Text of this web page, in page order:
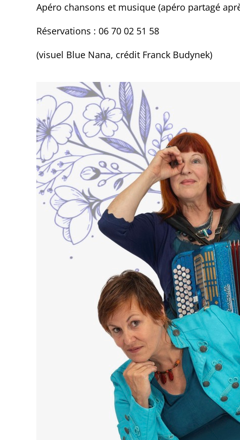
Apéro chansons et musique (apéro partagé
Réservations : 06 70 02 51 58
(visuel Blue Nana, crédit Franck Budynek)